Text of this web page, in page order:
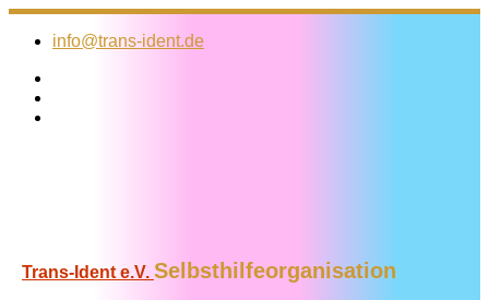
Zum
Inhalt
info@trans-ident.de
Trans-Ident e.V. Selbsthilfeorganisation